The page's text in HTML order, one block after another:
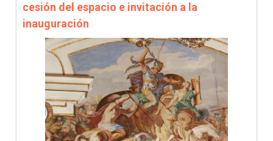
cesión del espacio e invitación a la
inauguración